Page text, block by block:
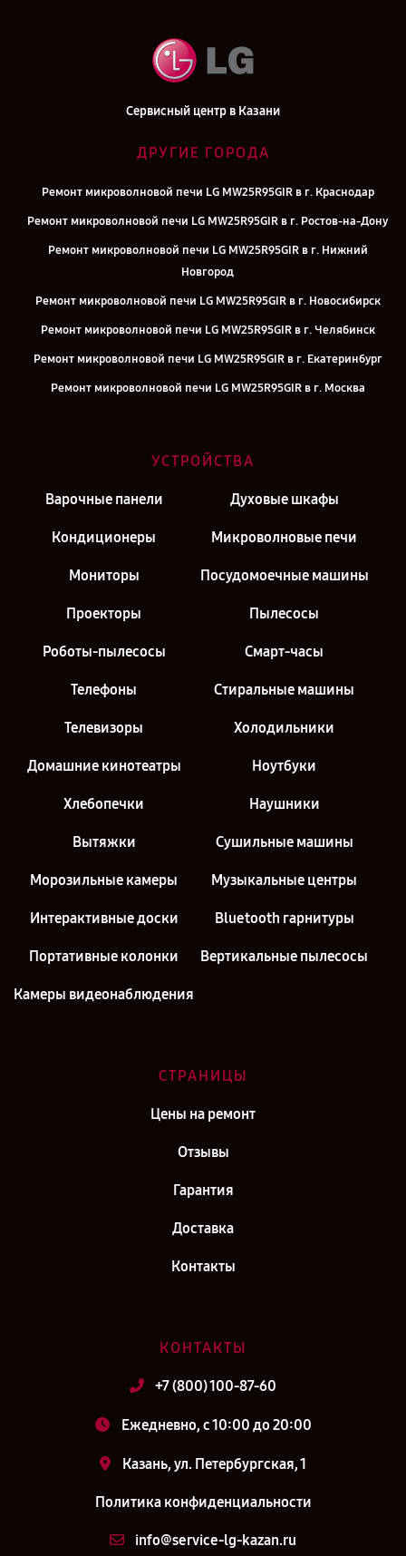
Сервисный центр в Казани
ДРУГИЕ ГОРОДА
Ремонт микроволновой печи LG MW25R95GIR в г. Краснодар
Ремонт микроволновой печи LG MW25R95GIR в г. Ростов-на-Дону
Ремонт микроволновой печи LG MW25R95GIR в г. Нижний
Новгород
Ремонт микроволновой печи LG MW25R95GIR в г. Новосибирск
Ремонт микроволновой печи LG MW25R95GIR в г. Челябинск
Ремонт микроволновой печи LG MW25R95GIR в г. Екатеринбург
Ремонт микроволновой печи LG MW25R95GIR в г. Москва
УСТРОЙСТВА
Варочные панели Духовые шкафы
Кондиционеры Микроволновые печи
Мониторы Посудомоечные машины
Проекторы Пылесосы
Роботы-пылесосы Смарт-часы
Телефоны Стиральные машины
Телевизоры Холодильники
Домашние кинотеатры Ноутбуки
Хлебопечки Наушники
Вытяжки Сушильные машины
Морозильные камеры Музыкальные центры
Интерактивные доски Bluetooth гарнитуры
Портативные колонки Вертикальные пылесосы
Камеры видеонаблюдения
СТРАНИЦЫ
Цены на ремонт
Отзывы
Гарантия
Доставка
Контакты
КОНТАКТЫ
+7 (800) 100-87-60
Ежедневно, с 10:00 до 20:00
Казань, ул. Петербургская, 1
Политика конфиденциальности
info@service-lg-kazan.ru